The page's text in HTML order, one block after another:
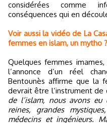
considérées comme
conséquences qui en
Voir aussi la vidéo de La
femmes en islam, un mytho ?
Quelques femmes
l’annonce d’un réel
Bentounès affirme que la
devrait être l’instrument de
de l’islam, nous avons eu
reines, grandes
médecins et ingénieurs.